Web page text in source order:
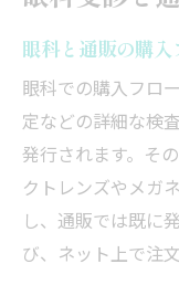
眼科と通販の購
眼科での購入フロ
定などの詳細な検
発行されます。そ
クトレンズやメガ
し、通販では既に
び、ネット上で注